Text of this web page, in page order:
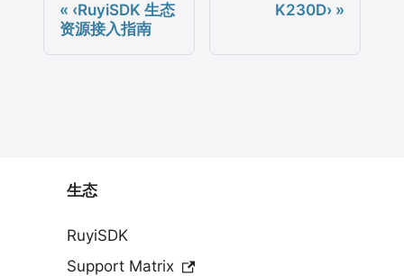
‹RuyiSDK 生态
资源接入指南
K230D›
生态
RuyiSDK
Support Matrix